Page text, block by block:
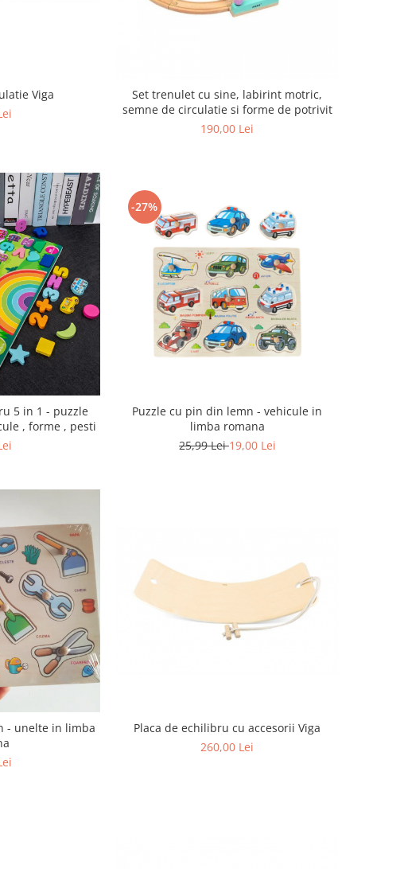
Viga
Set trenulet cu sine, labirint motric,
semne de circulatie si forme de potrivit
190,00 Lei
5 in 1 - puzzle
, forme , pesti
-27%
Puzzle cu pin din lemn - vehicule in
limba romana
25,99 Lei19,00 Lei
- unelte in limba
Placa de echilibru cu accesorii Viga
260,00 Lei